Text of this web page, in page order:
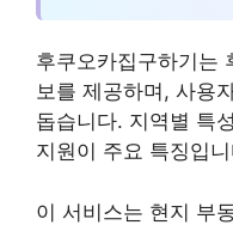
후쿠오카집구하기는
보를 제공하며, 사용
돕습니다. 지역별 특
지원이 주요 특징입
이 서비스는 현지 부